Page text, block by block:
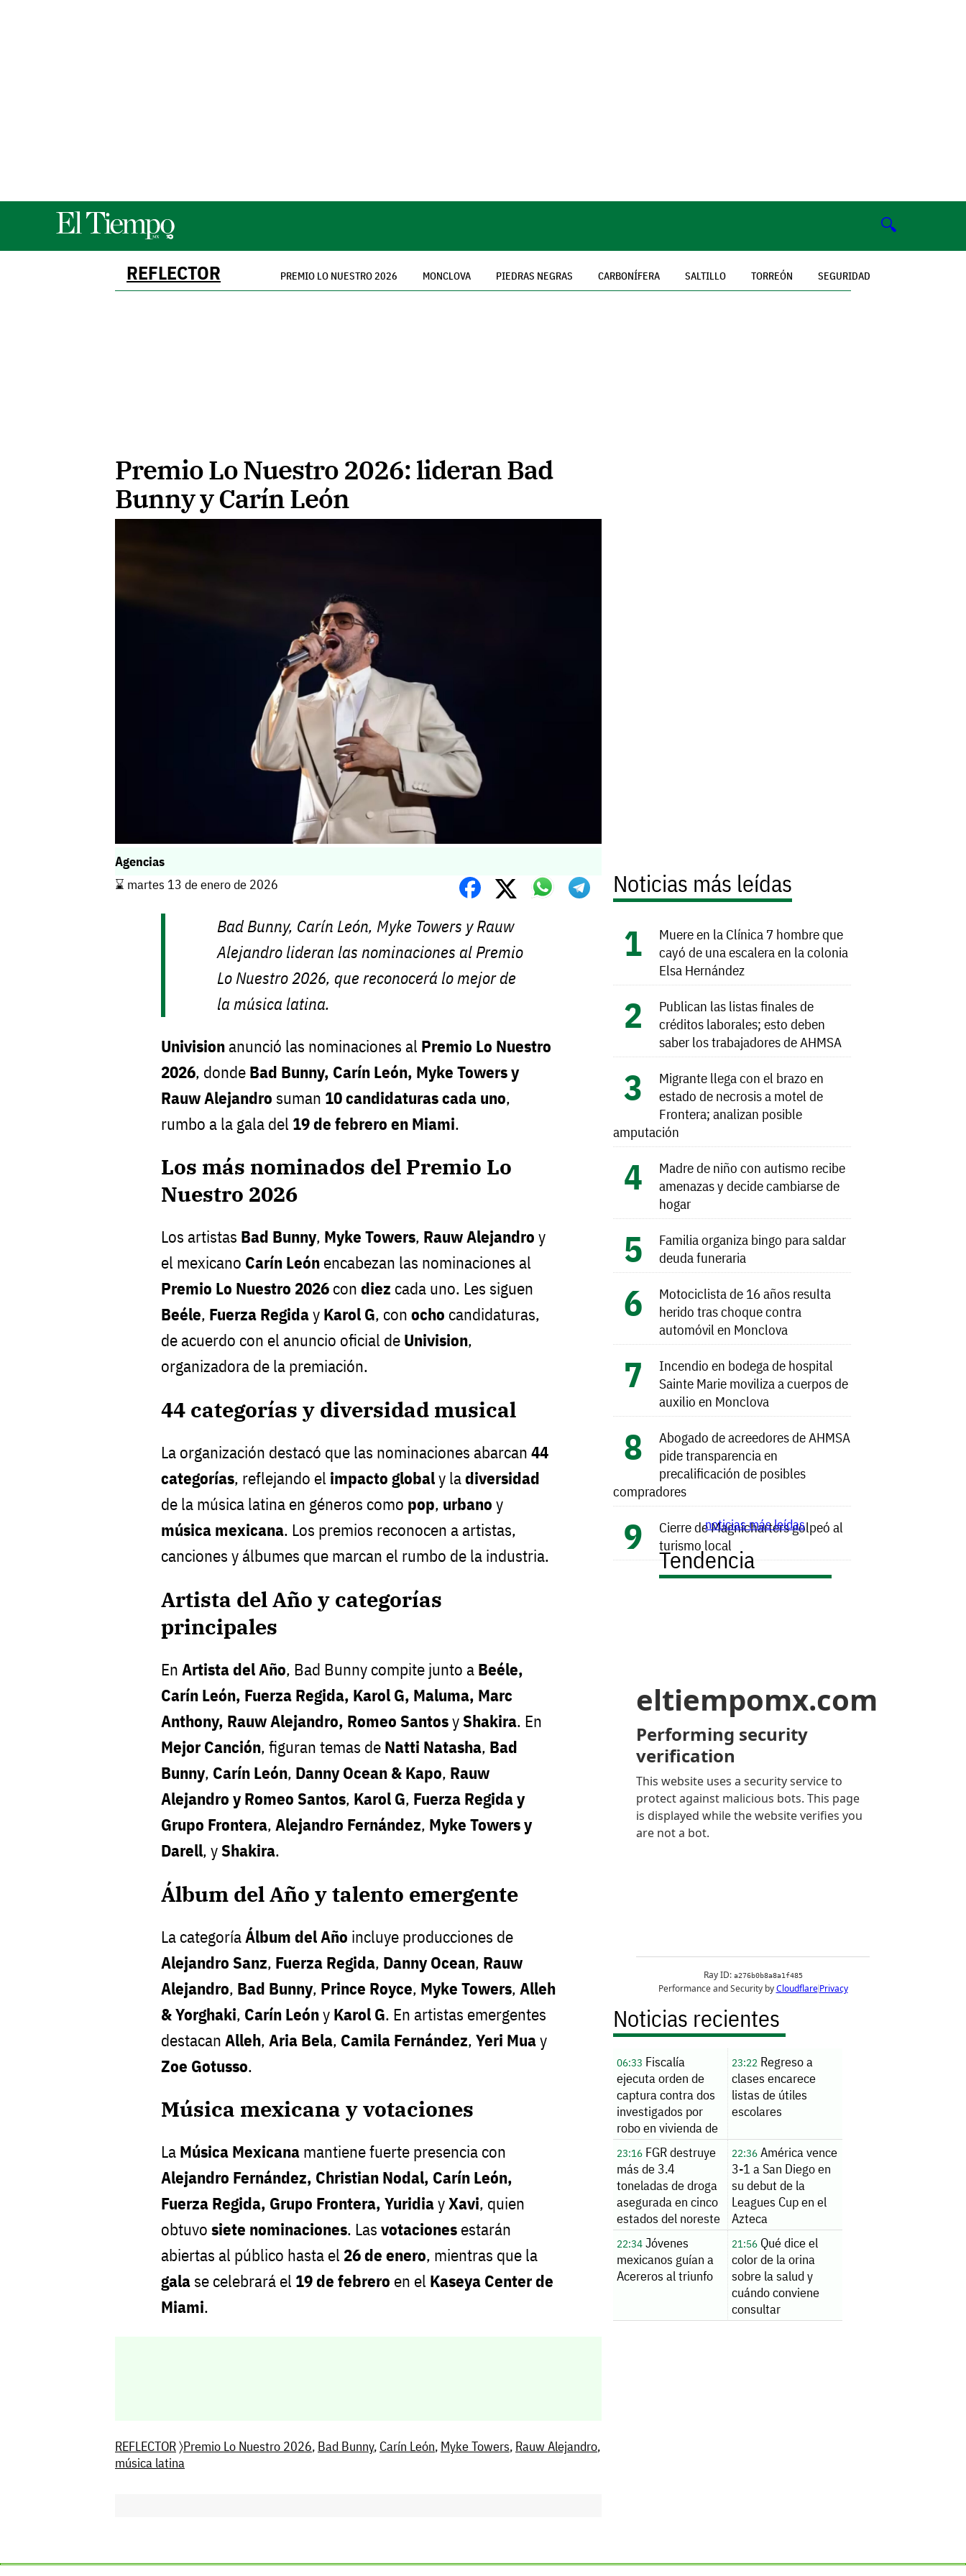
🔍
REFLECTOR PREMIO LO NUESTRO 2026 MONCLOVA PIEDRAS NEGRAS CARBONÍFERA SALTILLO TORREÓN SEGURIDAD
Premio Lo Nuestro 2026: lideran Bad
Bunny y Carín León
Agencias
⌛️ martes 13 de enero de 2026
Bad Bunny, Carín León, Myke Towers y Rauw
Alejandro lideran las nominaciones al Premio
Lo Nuestro 2026, que reconocerá lo mejor de
la música latina.
Univision anunció las nominaciones al Premio Lo Nuestro
2026, donde Bad Bunny, Carín León, Myke Towers y
Rauw Alejandro suman 10 candidaturas cada uno,
rumbo a la gala del 19 de febrero en Miami.
Los más nominados del Premio Lo
Nuestro 2026
Los artistas Bad Bunny, Myke Towers, Rauw Alejandro y
el mexicano Carín León encabezan las nominaciones al
Premio Lo Nuestro 2026 con diez cada uno. Les siguen
Beéle, Fuerza Regiday Karol G, con ocho candidaturas,
de acuerdo con el anuncio oficial de Univision,
organizadora de la premiación.
44 categorías y diversidad musical
La organización destacó que las nominaciones abarcan 44
categorías, reflejando el impacto globaly ladiversidad
de la música latina en géneros como pop, urbano y
música mexicana. Los premios reconocen a artistas,
canciones y álbumes que marcan el rumbo de la industria.
Artista del Año y categorías
principales
En Artista del Año, Bad Bunny compite junto a Beéle,
Carín León, Fuerza Regida, Karol G, Maluma, Marc
Anthony, Rauw Alejandro, Romeo SantosyShakira. En
Mejor Canción, figuran temas de Natti Natasha, Bad
Bunny, Carín León, Danny Ocean & Kapo, Rauw
Alejandro y Romeo Santos, Karol G, Fuerza Regida y
Grupo Frontera, Alejandro Fernández, Myke Towers y
Darell, yShakira.
Álbum del Año y talento emergente
La categoríaÁlbum del Año incluye producciones de
Alejandro Sanz, Fuerza Regida, Danny Ocean, Rauw
Alejandro, Bad Bunny, Prince Royce, Myke Towers, Alleh
& Yorghaki, Carín Leóny Karol G. En artistas emergentes
destacan Alleh, Aria Bela, Camila Fernández, Yeri Muay
Zoe Gotusso.
Música mexicana y votaciones
La Música Mexicana mantiene fuerte presencia con
Alejandro Fernández, Christian Nodal, Carín León,
Fuerza Regida, Grupo Frontera, YuridiayXavi, quien
obtuvo siete nominaciones. Las votaciones estarán
abiertas al público hasta el 26 de enero, mientras que la
gala se celebrará el 19 de febrero en el Kaseya Center de
Miami.
REFLECTOR〉Premio Lo Nuestro 2026, Bad Bunny, Carín León, Myke Towers, Rauw Alejandro,
música latina
Noticias más leídas
Muere en la Clínica 7 hombre que
cayó de una escalera en la colonia
Elsa Hernández
Publican las listas finales de
créditos laborales; esto deben
saber los trabajadores de AHMSA
Migrante llega con el brazo en
estado de necrosis a motel de
Frontera; analizan posible
amputación
Madre de niño con autismo recibe
amenazas y decide cambiarse de
hogar
Familia organiza bingo para saldar
deuda funeraria
Motociclista de 16 años resulta
herido tras choque contra
automóvil en Monclova
Incendio en bodega de hospital
Sainte Marie moviliza a cuerpos de
auxilio en Monclova
Abogado de acreedores de AHMSA
pide transparencia en
precalificación de posibles
compradores
Cierre de Magnicharters golpeó al
turismo local
noticias más leídas
Tendencia
Noticias recientes
06:33 Fiscalía
ejecuta orden de
captura contra dos
investigados por
robo en vivienda de
Allende
23:22Regreso a
clases encarece
listas de útiles
escolares
23:16 FGR destruye
más de 3.4
toneladas de droga
asegurada en cinco
estados del noreste
22:36América vence
3-1 a San Diego en
su debut de la
Leagues Cup en el
Azteca
22:34 Jóvenes
mexicanos guían a
Acereros al triunfo
21:56Qué dice el
color de la orina
sobre la salud y
cuándo conviene
consultar